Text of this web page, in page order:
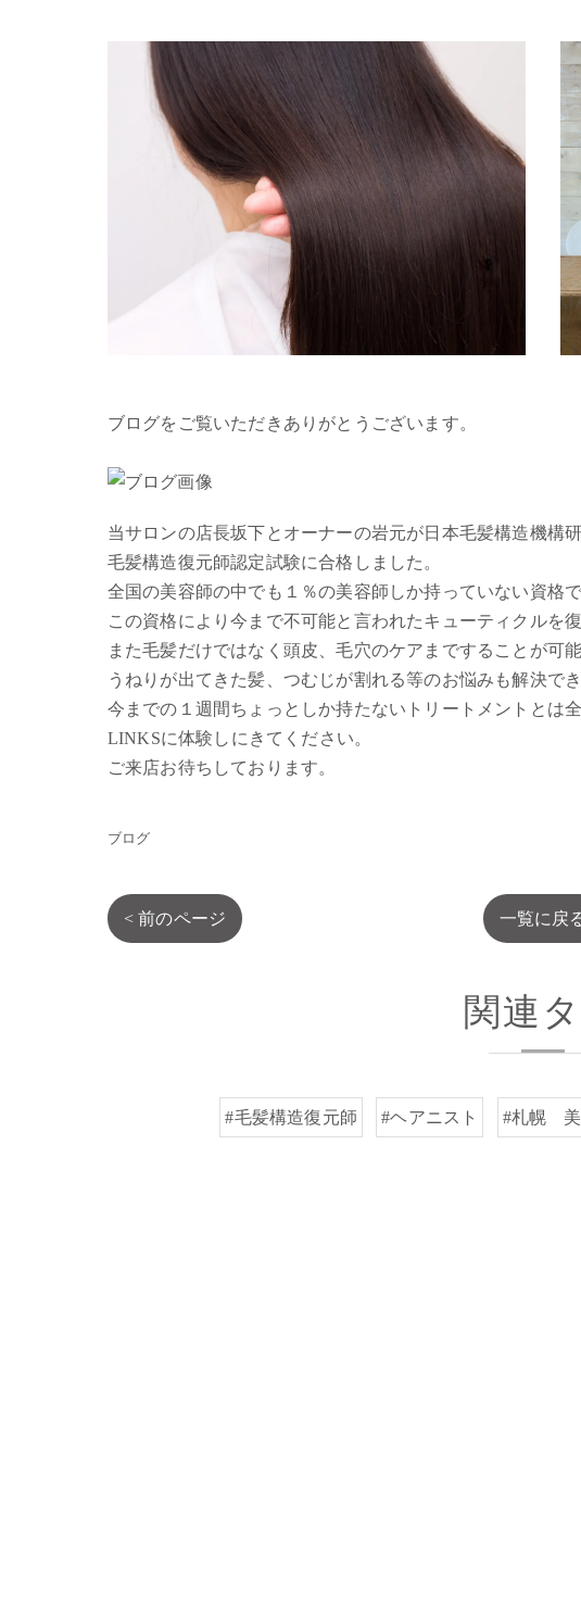
ブログをご覧いただきありがとうございます。
当サロンの店長坂下とオーナーの岩元が日本毛髪構造機構
毛髪構造復元師認定試験に合格しました。
全国の美容師の中でも１％の美容師しか持っていない資格
この資格により今まで不可能と言われたキューティクルを
また毛髪だけではなく頭皮、毛穴のケアまですることが可
うねりが出てきた髪、つむじが割れる等のお悩みも解決でき
今までの１週間ちょっとしか持たないトリートメントとは
LINKSに体験しにきてください。
ご来店お待ちしております。
ブログ
< 前のページ 一覧に戻
関連
#毛髪構造復元師 #ヘアニスト #札幌